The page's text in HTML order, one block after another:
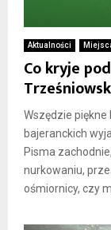
Aktualności
Co kryje
Wszędzie piękne
bajeranckich
Pisma
nurkowaniu,
ośmiornicy, czy